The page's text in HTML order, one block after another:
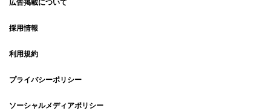
広告掲載について
採用情報
利用規約
プライバシーポリシー
ソーシャルメディアポリシー